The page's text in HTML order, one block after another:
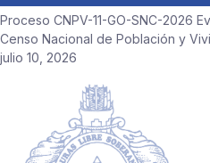
Proceso CNPV-11-GO-SNC-2026
Censo Nacional de Población y
julio 10, 2026